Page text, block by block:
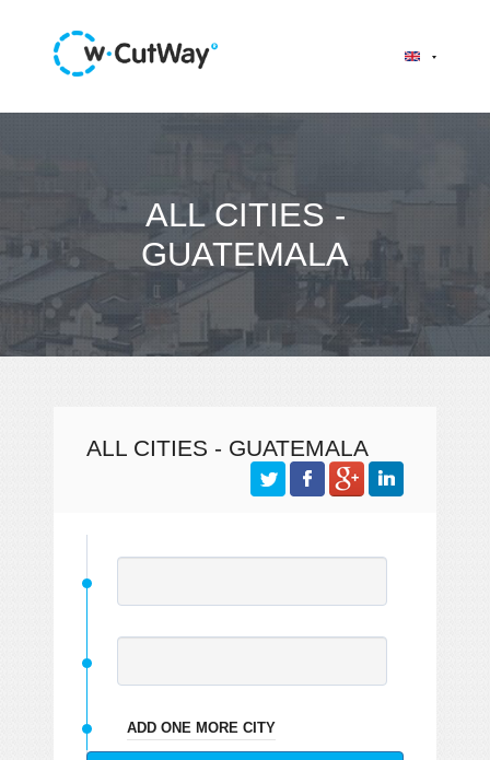
ALL CITIES -
GUATEMALA
ALL CITIES - GUATEMALA
ADD ONE MORE CITY